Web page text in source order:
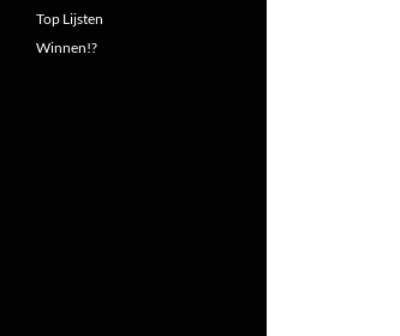
Top Lijsten
Winnen!?